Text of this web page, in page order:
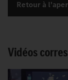
Retour à
Vidéos